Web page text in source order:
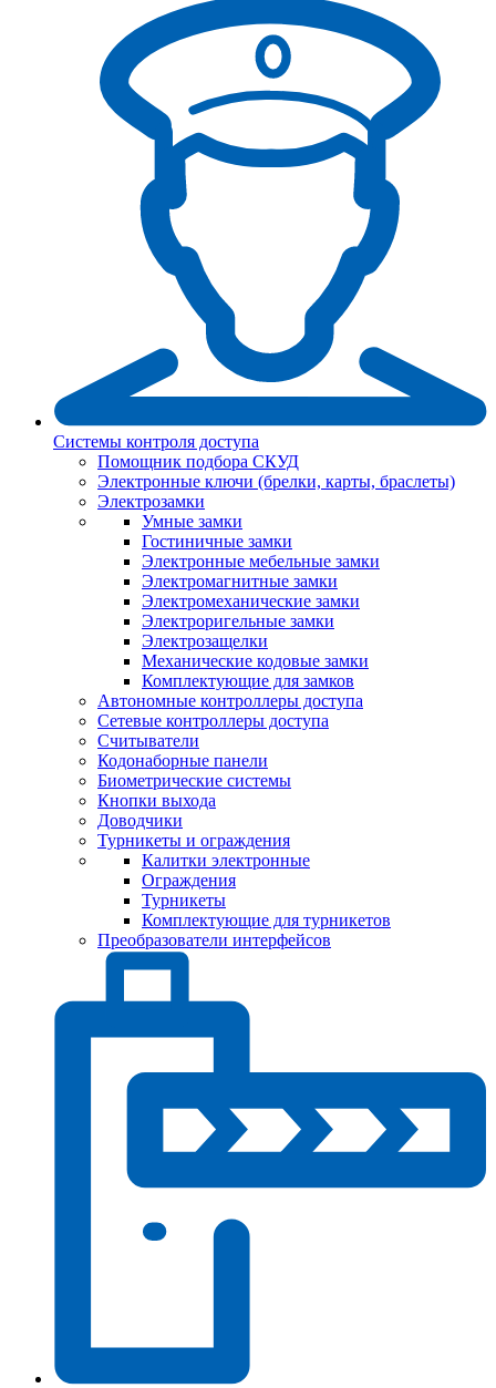
Системы контроля доступа
Помощник подбора СКУД
Электронные ключи (брелки, карты, браслеты)
Электрозамки
Умные замки
Гостиничные замки
Электронные мебельные замки
Электромагнитные замки
Электромеханические замки
Электроригельные замки
Электрозащелки
Механические кодовые замки
Комплектующие для замков
Автономные контроллеры доступа
Сетевые контроллеры доступа
Считыватели
Кодонаборные панели
Биометрические системы
Кнопки выхода
Доводчики
Турникеты и ограждения
Калитки электронные
Ограждения
Турникеты
Комплектующие для турникетов
Преобразователи интерфейсов